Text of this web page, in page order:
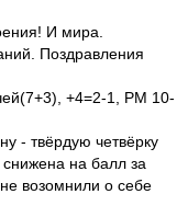
И мира.
Поздравления
+4=2-1, РМ 10-
- твёрдую четвёрку
снижена на балл за
возомнили о себе